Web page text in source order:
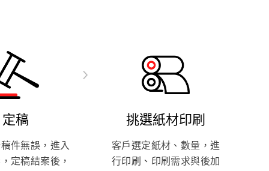
定稿
件無誤，進入
定稿結案後，
挑選紙材印刷
客戶選定紙材、數量，進
行印刷、印刷需求與後加